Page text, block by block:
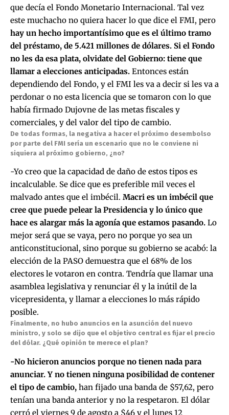
que decía el Fondo Monetario Internacional. Tal vez
este muchacho no quiera hacer lo que dice el FMI, pero
hay un hecho importantísimo que es el último tramo
del préstamo, de 5.421 millones de dólares. Si el Fondo
no les da esa plata, olvidate del Gobierno: tiene que
llamar a elecciones anticipadas. Entonces están
dependiendo del Fondo, y el FMI les va a decir si les va a
perdonar o no esta licencia que se tomaron con lo que
había firmado Dujovne de las metas fiscales y
comerciales, y del valor del tipo de cambio.
De todas formas, la negativa a hacer el próximo desembolso
por parte del FMI sería un escenario que no le conviene ni
siquiera al próximo gobierno, ¿no?
-Yo creo que la capacidad de daño de estos tipos es
incalculable. Se dice que es preferible mil veces el
malvado antes que el imbécil. Macri es un imbécil que
cree que puede pelear la Presidencia y lo único que
hace es alargar más la agonía que estamos pasando. Lo
mejor será que se vaya, pero no porque yo sea un
anticonstitucional, sino porque su gobierno se acabó: la
elección de la PASO demuestra que el 68% de los
electores le votaron en contra. Tendría que llamar una
asamblea legislativa y renunciar él y la inútil de la
vicepresidenta, y llamar a elecciones lo más rápido
posible.
Finalmente, no hubo anuncios en la asunción del nuevo
ministro, y solo se dijo que el objetivo central es fijar el precio
del dólar. ¿Qué opinión te merece el plan?
-No hicieron anuncios porque no tienen nada para
anunciar. Y no tienen ninguna posibilidad de contener
el tipo de cambio, han fijado una banda de $57,62, pero
tenían una banda anterior y no la respetaron. El dólar
cerró el viernes 9 de agosto a $46 y el lunes 12